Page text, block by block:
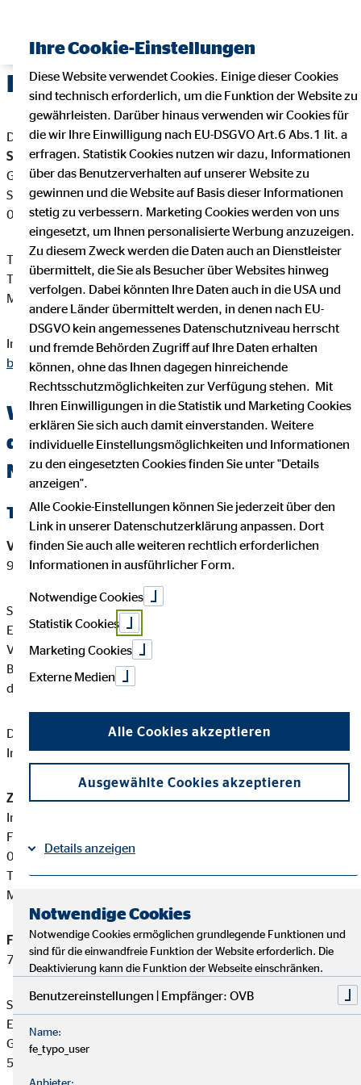
Impressum
Dieser Internetauftritt ist ein Angebot von:
Steffen Breite
Generalagent für die OVB Vermögensberatung AG
Seyferthstr. 51
06618 Naumburg
Telefon: +49 3445 711290
Telefax: +49 3445 711291
Mail:sbreite@ovb.de
Internet:https://www.ovb.de/finanzberater/naumburg-steffen-
breite.html
Wichtige Kundeninformationen über
den OVB Berater Steffen Breite in
Naumburg
Tätigkeitsart
Versicherungsvermittler-Registernummer:D-HGE7-CFN1H-
97
Steffen Breite ist ein Versicherungsvertreter mit
Erlaubnispflicht nach § 34 d Abs. 1 GewO, eingetragen in das
Vermittlerregister gemäß § 34d Abs. 10 GewO,
Bundesrepublik Deutschland Berufsrechtliche Regelung: § 34
d GewO, §§ 59 - 68 VVG, VersVermV
Diese berufsrechtlichen Regelungen können Sie auf folgender
Internetseite einsehen:www.gesetze-im-internet.de
Zuständige Erlaubnisbehörde:
Industrie- und Handelskammer Halle-Dessau
Franckestraße 5
06110 Halle
Tel: +49 345 2126-0
Mail:
Finanzanlagenvermittler-Registernummer:D-F-157-K2R1-
76
Steffen Breite ist ein Finanzanlagenvermittler mit
Erlaubnispflicht nach § 34 f Abs. 1 Satz 1 Nummer 1 und 2
GewO, eingetragen in das Vermittlerregister gemäß § 34 f Abs.
5 GewO.
Ihre Cookie-Einstellungen
Diese Website verwendet Cookies. Einige dieser Cookies
sind technisch erforderlich, um die Funktion der Website zu
gewährleisten. Darüber hinaus verwenden wir Cookies für
die wir Ihre Einwilligung nach EU-DSGVO Art.6 Abs.1 lit. a
erfragen. Statistik Cookies nutzen wir dazu, Informationen
über das Benutzerverhalten auf unserer Website zu
gewinnen und die Website auf Basis dieser Informationen
stetig zu verbessern. Marketing Cookies werden von uns
eingesetzt, um Ihnen personalisierte Werbung anzuzeigen.
Zu diesem Zweck werden die Daten auch an Dienstleister
übermittelt, die Sie als Besucher über Websites hinweg
verfolgen. Dabei könnten Ihre Daten auch in die USA und
andere Länder übermittelt werden, in denen nach EU-
DSGVO kein angemessenes Datenschutzniveau herrscht
und fremde Behörden Zugriff auf Ihre Daten erhalten
können, ohne das Ihnen dagegen hinreichende
Rechtsschutzmöglichkeiten zur Verfügung stehen. Mit
Ihren Einwilligungen in die Statistik und Marketing Cookies
erklären Sie sich auch damit einverstanden. Weitere
individuelle Einstellungsmöglichkeiten und Informationen
zu den eingesetzten Cookies finden Sie unter "Details
anzeigen".
Alle Cookie-Einstellungen können Sie jederzeit über den
Link in unserer Datenschutzerklärung anpassen. Dort
finden Sie auch alle weiteren rechtlich erforderlichen
Informationen in ausführlicher Form.
Notwendige Cookies
Statistik Cookies
Marketing Cookies
Externe Medien
Alle Cookies akzeptieren
Ausgewählte Cookies akzeptieren
Details anzeigen
Notwendige Cookies
Notwendige Cookies ermöglichen grundlegende Funktionen und
sind für die einwandfreie Funktion der Website erforderlich. Die
Deaktivierung kann die Funktion der Webseite einschränken.
Benutzereinstellungen | Empfänger: OVB
Name:
fe_typo_user
Anbieter: